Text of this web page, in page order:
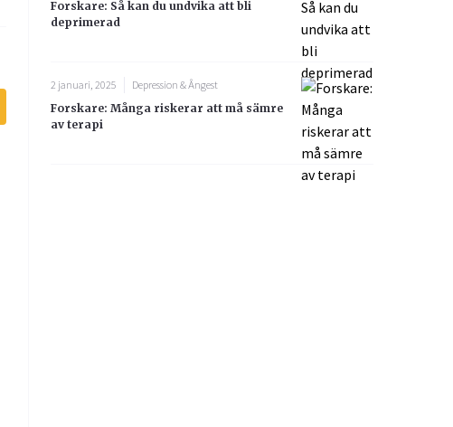
Forskare: Så kan du undvika att bli
deprimerad
2 januari, 2025
Depression & Ångest
Forskare: Många riskerar att må sämre
av terapi